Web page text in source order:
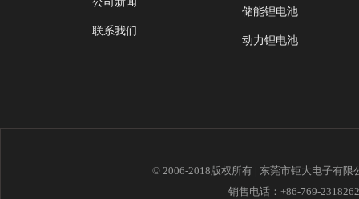
联系我们
储能锂电池
动力锂电池
© 2006-2018版权所有 | 东莞市钜大电子有
销售电话：+86-769-